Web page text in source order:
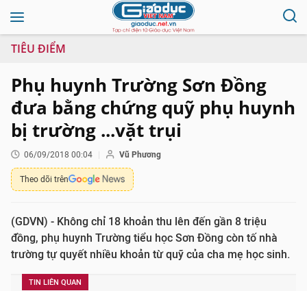
TIÊU ĐIỂM
Phụ huynh Trường Sơn Đồng
đưa bằng chứng quỹ phụ huynh
bị trường ...vặt trụi
06/09/2018 00:04 Vũ Phương
Theo dõi trên
(GDVN) - Không chỉ 18 khoản thu lên đến gần 8 triệu
đồng, phụ huynh Trường tiểu học Sơn Đồng còn tố nhà
trường tự quyết nhiều khoản từ quỹ của cha mẹ học sinh.
TIN LIÊN QUAN